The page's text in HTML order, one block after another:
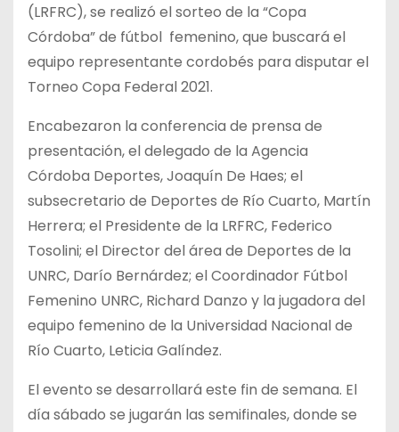
(LRFRC), se realizó el sorteo de la “Copa
Córdoba” de fútbol femenino, que buscará el
equipo representante cordobés para disputar el
Torneo Copa Federal 2021.
Encabezaron la conferencia de prensa de
presentación, el delegado de la Agencia
Córdoba Deportes, Joaquín De Haes; el
subsecretario de Deportes de Río Cuarto, Martín
Herrera; el Presidente de la LRFRC, Federico
Tosolini; el Director del área de Deportes de la
UNRC, Darío Bernárdez; el Coordinador Fútbol
Femenino UNRC, Richard Danzo y la jugadora del
equipo femenino de la Universidad Nacional de
Río Cuarto, Leticia Galíndez.
El evento se desarrollará este fin de semana. El
día sábado se jugarán las semifinales, donde se